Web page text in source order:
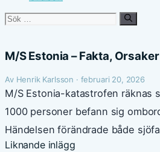
Sök
M/S Estonia – Fakta,
Av Henrik Karlsson · februari 20, 2026
M/S Estonia-katastrofen räknas
1000 personer befann sig
Händelsen förändrade både
Liknande inlägg